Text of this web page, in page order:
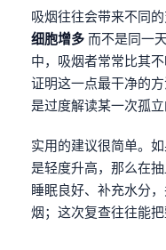
吸烟往往会带来不同
细胞增多 而不是同一
中，吸烟者常常比其
证明这一点最干净的
是过度解读某一次孤
实用的建议很简单。
是轻度升高，那么在
睡眠良好、补充水分
烟；这次复查往往能